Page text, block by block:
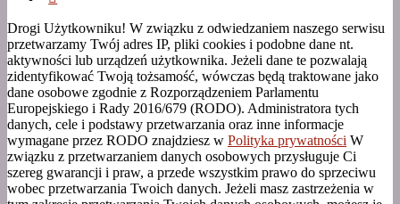
Drogi Użytkowniku! W związku z odwiedzaniem naszego serwisu
przetwarzamy Twój adres IP, pliki cookies i podobne dane nt.
aktywności lub urządzeń użytkownika. Jeżeli dane te pozwalają
zidentyfikować Twoją tożsamość, wówczas będą traktowane jako
dane osobowe zgodnie z Rozporządzeniem Parlamentu
Europejskiego i Rady 2016/679 (RODO). Administratora tych
danych, cele i podstawy przetwarzania oraz inne informacje
wymagane przez RODO znajdziesz w Polityka prywatności W
związku z przetwarzaniem danych osobowych przysługuje Ci
szereg gwarancji i praw, a przede wszystkim prawo do sprzeciwu
wobec przetwarzania Twoich danych. Jeżeli masz zastrzeżenia w